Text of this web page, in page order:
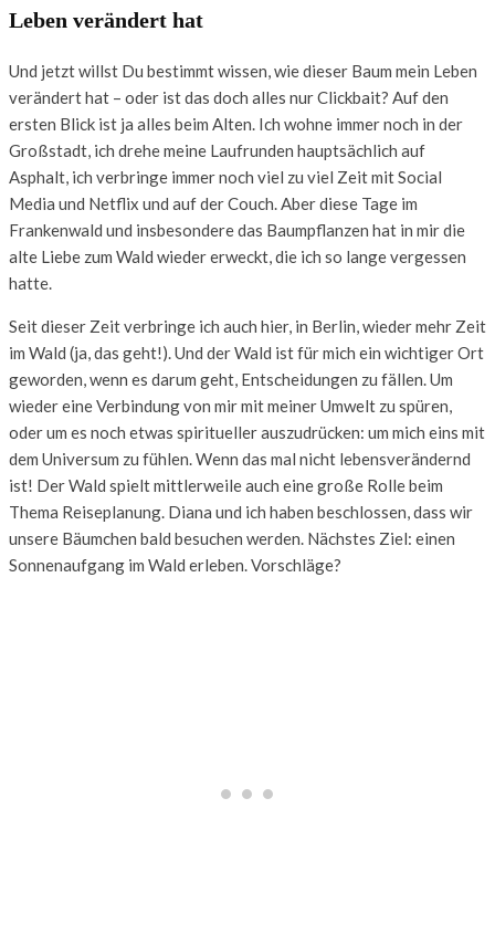
Leben verändert hat
Und jetzt willst Du bestimmt wissen, wie dieser Baum mein Leben
verändert hat – oder ist das doch alles nur Clickbait? Auf den
ersten Blick ist ja alles beim Alten. Ich wohne immer noch in der
Großstadt, ich drehe meine Laufrunden hauptsächlich auf
Asphalt, ich verbringe immer noch viel zu viel Zeit mit Social
Media und Netflix und auf der Couch. Aber diese Tage im
Frankenwald und insbesondere das Baumpflanzen hat in mir die
alte Liebe zum Wald wieder erweckt, die ich so lange vergessen
hatte.
Seit dieser Zeit verbringe ich auch hier, in Berlin, wieder mehr Zeit
im Wald (ja, das geht!). Und der Wald ist für mich ein wichtiger Ort
geworden, wenn es darum geht, Entscheidungen zu fällen. Um
wieder eine Verbindung von mir mit meiner Umwelt zu spüren,
oder um es noch etwas spiritueller auszudrücken: um mich eins mit
dem Universum zu fühlen. Wenn das mal nicht lebensverändernd
ist! Der Wald spielt mittlerweile auch eine große Rolle beim
Thema Reiseplanung. Diana und ich haben beschlossen, dass wir
unsere Bäumchen bald besuchen werden. Nächstes Ziel: einen
Sonnenaufgang im Wald erleben. Vorschläge?